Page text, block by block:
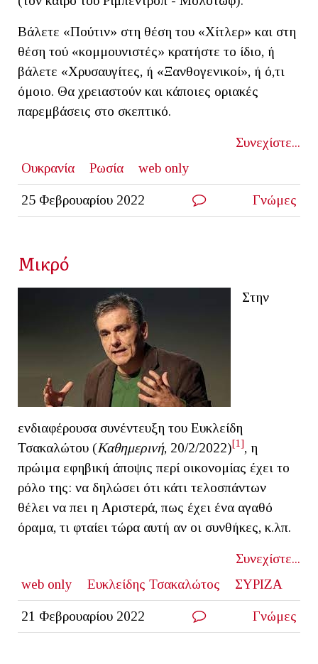
Βάλετε «Πούτιν» στη θέση του «Χίτλερ» και στη
θέση τού «κομμουνιστές» κρατήστε το ίδιο, ή
βάλετε «Χρυσαυγίτες, ή «Ξανθογενικοί», ή ό,τι
όμοιο. Θα χρειαστούν και κάποιες οριακές
παρεμβάσεις στο σκεπτικό.
Συνεχίστε...
Ουκρανία
Ρωσία web only
25 Φεβρουαρίου 2022 Γνώμες
Μικρό
Στην
ενδιαφέρουσα συνέντευξη του Ευκλείδη
Τσακαλώτου (Καθημερινή, 20/2/2022)[1], η
πρώιμα εφηβική άποψις περί οικονομίας έχει το
ρόλο της: να δηλώσει ότι κάτι τελοσπάντων
θέλει να πει η Αριστερά, πως έχει ένα αγαθό
όραμα, τι φταίει τώρα αυτή αν οι συνθήκες, κ.λπ.
Συνεχίστε...
web only
Ευκλείδης Τσακαλώτος ΣΥΡΙΖΑ
21 Φεβρουαρίου 2022 Γνώμες